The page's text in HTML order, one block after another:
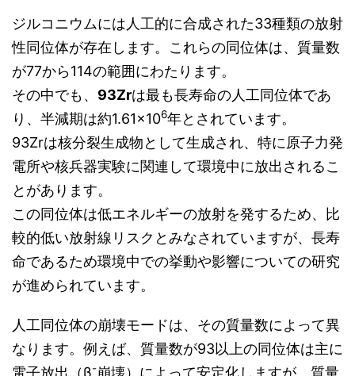
ジルコニウムには人工的に合成された33種類の放射
性同位体が存在します。これらの同位体は、質量数
が77から114の範囲にわたります。
その中でも、 93Zrは最も長寿命の人工同位体であ
り、半減期は約1.61×106年とされています。
93Zrは核分裂生成物として生成され、特に原子力発
電所や核兵器実験に関連して環境中に放出されるこ
とがあります。
この同位体は低エネルギーの放射を発するため、比
較的低い放射線リスクとみなされていますが、長寿
命であるため環境中での挙動や影響についての研究
が進められています。
人工同位体の崩壊モードは、その質量数によって異
なります。例えば、質量数が93以上の同位体は主に
電子放出（β-崩壊）によって安定化しますが、質量